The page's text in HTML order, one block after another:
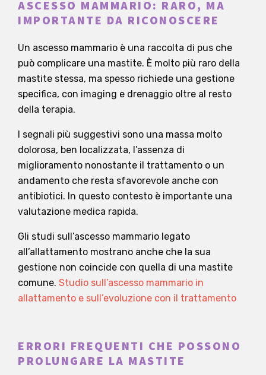
ASCESSO MAMMARIO: RARO, MA
IMPORTANTE DA RICONOSCERE
Un ascesso mammario è una raccolta di pus che
può complicare una mastite. È molto più raro della
mastite stessa, ma spesso richiede una gestione
specifica, con imaging e drenaggio oltre al resto
della terapia.
I segnali più suggestivi sono una massa molto
dolorosa, ben localizzata, l’assenza di
miglioramento nonostante il trattamento o un
andamento che resta sfavorevole anche con
antibiotici. In questo contesto è importante una
valutazione medica rapida.
Gli studi sull’ascesso mammario legato
all’allattamento mostrano anche che la sua
gestione non coincide con quella di una mastite
comune. Studio sull’ascesso mammario in
allattamento e sull’evoluzione con il trattamento
ERRORI FREQUENTI CHE POSSONO
PROLUNGARE LA MASTITE